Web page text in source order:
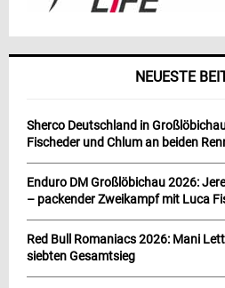
NEUESTE
Sherco Deutschland in
Fischeder und Chlum an beiden
Enduro DM Großlöbichau 2026:
– packender Zweikampf mit Luca
Red Bull Romaniacs 2026: Mani
siebten Gesamtsieg